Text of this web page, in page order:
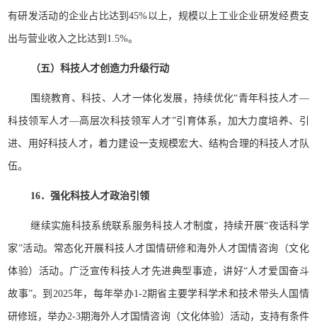
有研发活动的企业占比达到45%以上，规模以上工业企业研发经费支
出与营业收入之比达到1.5%。
（五）科技人才创造力升级行动
围绕教育、科技、人才一体化发展，持续优化“青年科技人才—
科技领军人才—高层次科技领军人才”引育体系，加大力度培养、引
进、用好科技人才，着力建设一支规模宏大、结构合理的科技人才队
伍。
16．强化科技人才政治引领
继续实施科技系统联系服务科技人才制度，持续开展“夜话科学
家”活动。常态化开展科技人才国情研修和海外人才国情咨询（文化
体验）活动。广泛宣传科技人才先进典型事迹，讲好“人才爱国奋斗
故事”。到2025年，每年举办1-2期省主要学科学术和技术带头人国情
研修班，举办2-3期海外人才国情咨询（文化体验）活动，支持有条件